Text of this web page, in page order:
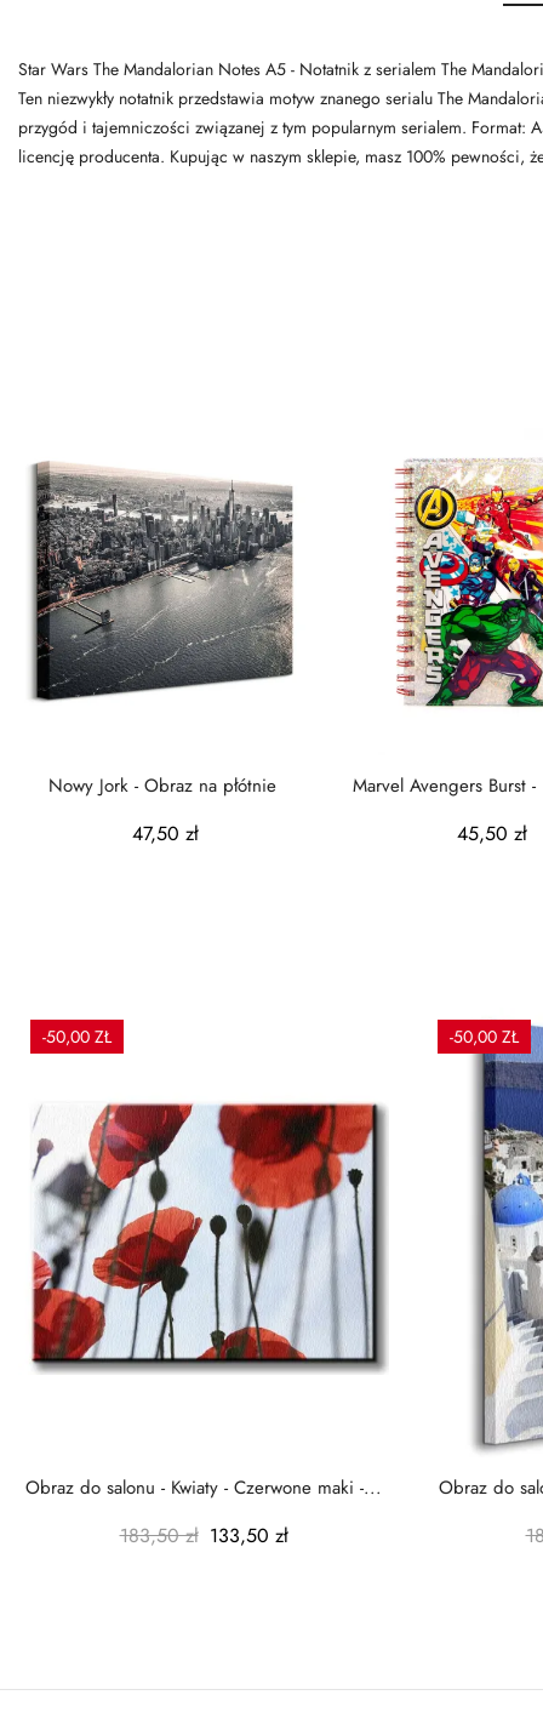
Star Wars The Mandalorian Notes A5 - Notatnik z serialem The
Ten niezwykły notatnik przedstawia motyw znanego serialu The
przygód i tajemniczości związanej z tym popularnym serialem.
licencję producenta. Kupując w naszym sklepie, masz 100%
Nowy Jork - Obraz na płótnie
47,50 zł
Marvel Avengers Burst
45,50 zł
-50,00 ZŁ
Obraz do salonu - Kwiaty - Czerwone maki -...
183,50 zł 133,50 zł
-50,00 ZŁ
Obraz do